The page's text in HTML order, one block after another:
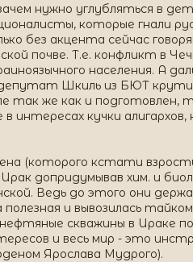
нужно углубляться в
которые гнали
без акцента сейчас
почве. Т.е. конфликт в
населения. А
Шкиль из БЮТ
так же как и подготовлен,
кучки алигархов,
(которого кстати
допридумывав хим. и
Ведь до этого они
и вывозилась
скважины в Ираке
и весь мир - это
Ярослава Мудрого).